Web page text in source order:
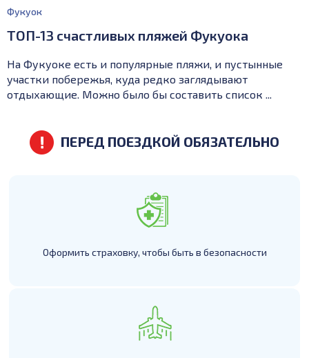
Фукуок
ТОП-13 счастливых пляжей Фукуока
На Фукуоке есть и популярные пляжи, и пустынные
участки побережья, куда редко заглядывают
отдыхающие. Можно было бы составить список ...
ПЕРЕД ПОЕЗДКОЙ ОБЯЗАТЕЛЬНО
Оформить страховку, чтобы быть в безопасности